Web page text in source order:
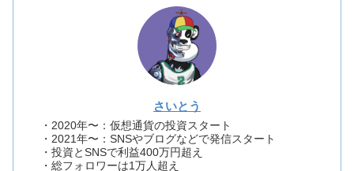
さいとう
・2020年〜：仮想通貨の投資スタート
・2021年〜：SNSやブログなどで発信スタート
・投資とSNSで利益400万円超え
・総フォロワーは1万人超え